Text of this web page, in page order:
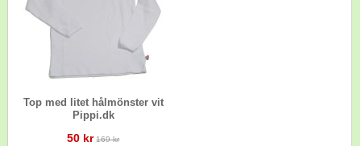
Top med litet hålmönster vit
Pippi.dk
50 kr 169 kr